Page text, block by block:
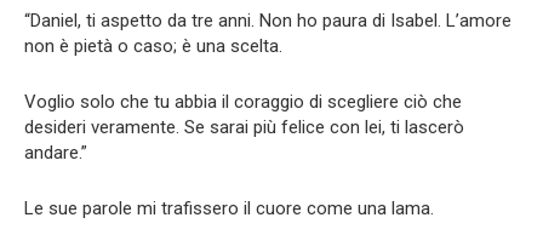
“Daniel, ti aspetto da tre anni. Non ho paura di Isabel. L’amore
non è pietà o caso; è una scelta.
Voglio solo che tu abbia il coraggio di scegliere ciò che
desideri veramente. Se sarai più felice con lei, ti lascerò
andare.”
Le sue parole mi trafissero il cuore come una lama.